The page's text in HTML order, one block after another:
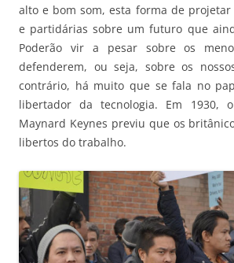
alto e bom som, esta forma de projetar
e partidárias sobre um futuro que
Poderão vir a pesar sobre os
defenderem, ou seja, sobre os
contrário, há muito que se fala no
libertador da tecnologia. Em 1930,
Maynard Keynes previu que os
libertos do trabalho.